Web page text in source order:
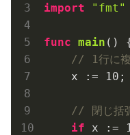
import "fmt"
func main ()
// 1行に複
    x :=
10 ;
// 閉じ括
if x :=